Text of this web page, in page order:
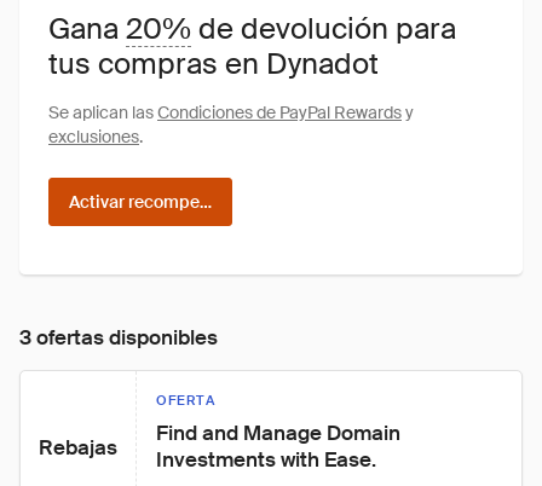
Gana20% de devolución para
tus compras en Dynadot
Se aplican lasCondiciones de PayPal Rewardsy
exclusiones.
Activar recompensas
3 ofertas disponibles
Rebajas
OFERTA
Find and Manage Domain
Investments with Ease.